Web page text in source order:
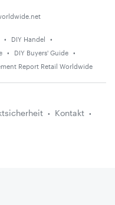
DIY Handel
DIY Buyers' Guide
Report Retail Worldwide
Kontakt